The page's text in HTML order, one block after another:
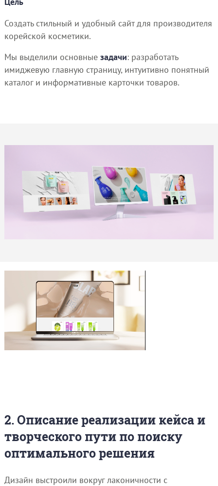
Создать стильный и удобный сайт для производителя
корейской косметики.
Мы выделили основные задачи: разработать
имиджевую главную страницу, интуитивно понятный
каталог и информативные карточки товаров.
2. Описание реализации кейса и
творческого пути по поиску
оптимального решения
Дизайн выстроили вокруг лаконичности с